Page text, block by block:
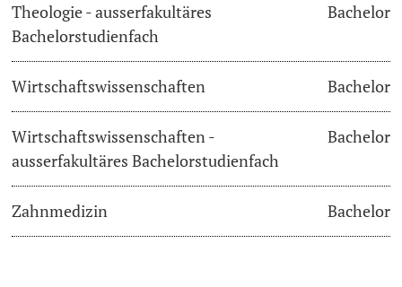
Theologie - ausserfakultäres
Bachelorstudienfach
Bachelor
Wirtschaftswissenschaften Bachelor
Wirtschaftswissenschaften -
ausserfakultäres Bachelorstudienfach
Bachelor
Zahnmedizin Bachelor